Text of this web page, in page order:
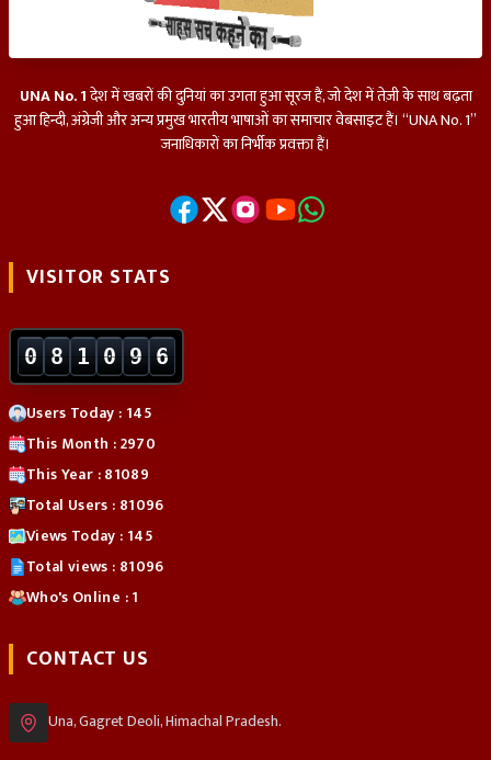
UNA No. 1देश में खबरों की दुनियां का उगता हुआ सूरज हैं, जो देश में तेज़ी के साथ बढ़ता
हुआ हिन्दी, अंग्रेजी और अन्य प्रमुख भारतीय भाषाओं का समाचार वेबसाइट हैं। “UNA No. 1”
जनाधिकारों का निर्भीक प्रवक्ता हैं।
VISITOR STATS
0 8 1 0 9 6
Users Today : 145
This Month : 2970
This Year : 81089
Total Users : 81096
Views Today : 145
Total views : 81096
Who's Online : 1
CONTACT US
Una, Gagret Deoli, Himachal Pradesh.